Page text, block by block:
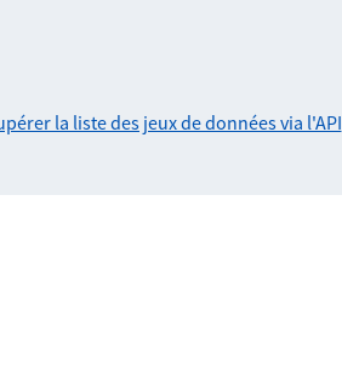
la liste des jeux de données via l'API